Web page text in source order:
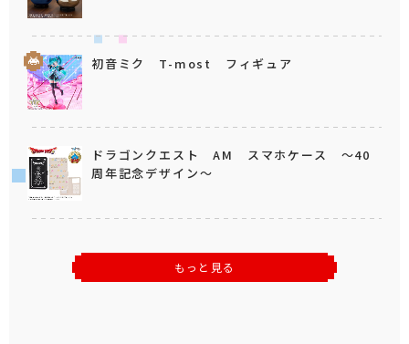
初音ミク T-most フィギュア
ドラゴンクエスト AM スマホケース ～40
周年記念デザイン～
もっと見る